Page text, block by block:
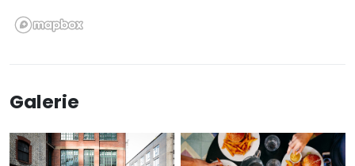
Galerie